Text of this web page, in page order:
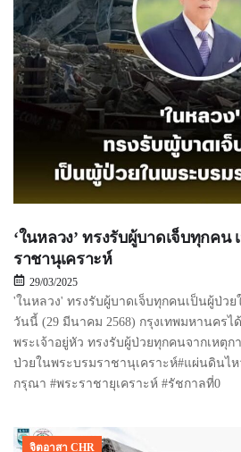
‘ในหลวง’ ทรงรับผู้บาดเจ็บทุกคน
ราชานุเคราะห์
29/03/2025
'ในหลวง' ทรงรับผู้บาดเจ็บทุกคนเป็นผู้ป่ว
วันนี้ (29 มีนาคม 2568) กรุงเทพมหานครไ
พระเจ้าอยู่หัว ทรงรับผู้ป่วยทุกคนจากเหตุ
ป่วยในพระบรมราชานุเคราะห์#แผ่นดินไ
กรุณา #พระราชายุเคราะห์ #รัชกาลที่0
จิตอาสา CHR